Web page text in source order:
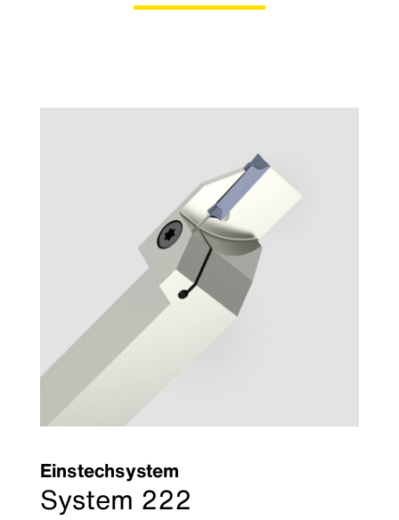
Einstechsystem
System 222